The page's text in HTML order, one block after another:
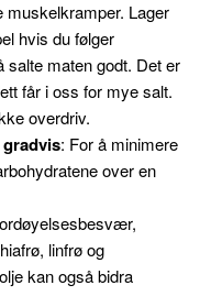
muskelkramper. Lager
hvis du følger
salte maten godt. Det er
får i oss for mye salt.
overdriv.
: For å minimere
over en
linfrø og
kan også bidra